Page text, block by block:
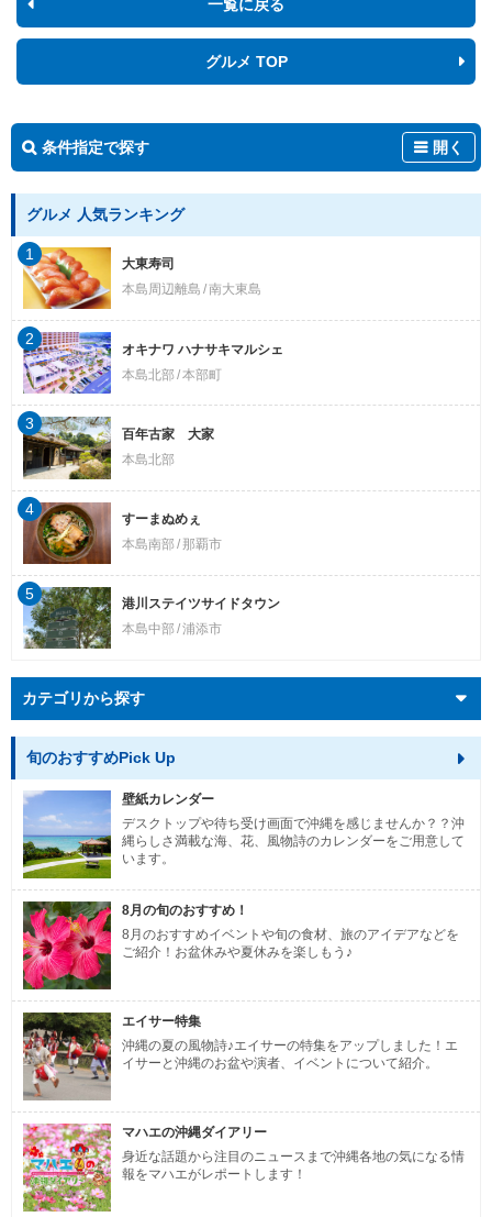
一覧に戻る
グルメ TOP
条件指定で探す 開く
グルメ 人気ランキング
大東寿司
本島周辺離島 南大東島
1
オキナワ ハナサキマルシェ
本島北部 本部町
2
百年古家 大家
本島北部
3
すーまぬめぇ
本島南部
那覇市
4
港川ステイツサイドタウン
本島中部 浦添市
5
カテゴリから探す
旬のおすすめPick Up
壁紙カレンダー
デスクトップや待ち受け画面で沖縄を感じませんか？？沖
縄らしさ満載な海、花、風物詩のカレンダーをご用意して
います。
8月の旬のおすすめ！
8月のおすすめイベントや旬の食材、旅のアイデアなどを
ご紹介！お盆休みや夏休みを楽しもう♪
エイサー特集
沖縄の夏の風物詩♪エイサーの特集をアップしました！エ
イサーと沖縄のお盆や演者、イベントについて紹介。
マハエの沖縄ダイアリー
身近な話題から注目のニュースまで沖縄各地の気になる情
報をマハエがレポートします！